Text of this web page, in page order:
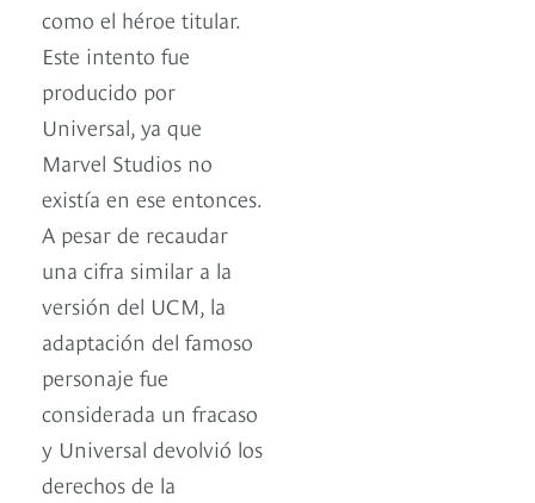
como el héroe titular.
Este intento fue
producido por
Universal, ya que
Marvel Studios no
existía en ese entonces.
A pesar de recaudar
una cifra similar a la
versión del UCM, la
adaptación del famoso
personaje fue
considerada un fracaso
y Universal devolvió los
derechos de la